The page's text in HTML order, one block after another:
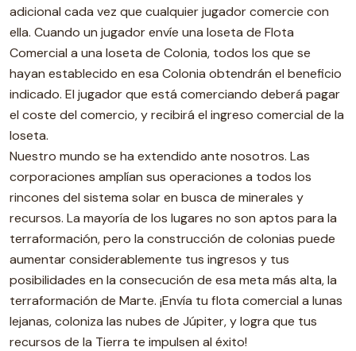
adicional cada vez que cualquier jugador comercie con
ella. Cuando un jugador envíe una loseta de Flota
Comercial a una loseta de Colonia, todos los que se
hayan establecido en esa Colonia obtendrán el beneficio
indicado. El jugador que está comerciando deberá pagar
el coste del comercio, y recibirá el ingreso comercial de la
loseta.
Nuestro mundo se ha extendido ante nosotros. Las
corporaciones amplían sus operaciones a todos los
rincones del sistema solar en busca de minerales y
recursos. La mayoría de los lugares no son aptos para la
terraformación, pero la construcción de colonias puede
aumentar considerablemente tus ingresos y tus
posibilidades en la consecución de esa meta más alta, la
terraformación de Marte. ¡Envía tu flota comercial a lunas
lejanas, coloniza las nubes de Júpiter, y logra que tus
recursos de la Tierra te impulsen al éxito!